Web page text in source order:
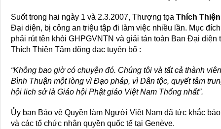
Suốt trong hai ngày 1 và 2.3.2007, Thượng tọaThích
Đại diện, bị công an triệu tập đi làm việc nhiều lần. Mục
phải rút tên khỏi GHPGVNTN và giải tán toàn Ban Đại
Thích Thiện Tâm dõng dạc tuyên bố :
“Không bao giờ có chuyện đó. Chúng tôi và tất cả thành
Bình Thuận một lòng vì Đạo pháp, vì Dân tộc, quyết tâm
hội lich sử là Giáo hội Phật giáo Việt Nam Thống nhất”.
Ủy ban Bảo vệ Quyền làm Người Việt Nam đã tức khắc
và các tổ chức nhân quyền quốc tế tại Genève.